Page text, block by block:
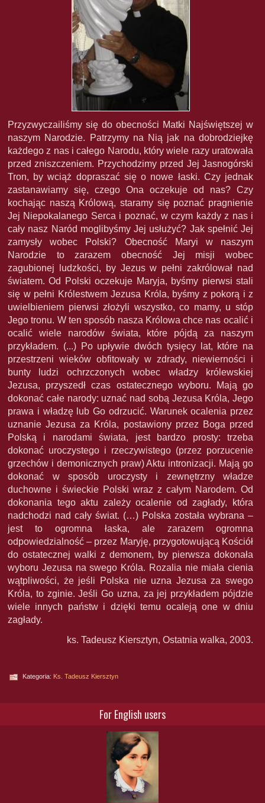
Przyzwyczailiśmy się do obecności Matki Najświętszej w
naszym Narodzie. Patrzymy na Nią jak na dobrodziejkę
każdego z nas i całego Narodu, który wiele razy uratowała
przed zniszczeniem. Przychodzimy przed Jej Jasnogórski
Tron, by wciąż dopraszać się o nowe łaski. Czy jednak
zastanawiamy się, czego Ona oczekuje od nas? Czy
kochając naszą Królową, staramy się poznać pragnienie
Jej Niepokalanego Serca i poznać, w czym każdy z nas i
cały nasz Naród moglibyśmy Jej usłużyć? Jak spełnić Jej
zamysły wobec Polski? Obecność Maryi w naszym
Narodzie to zarazem obecność Jej misji wobec
zagubionej ludzkości, by Jezus w pełni zakrólował nad
światem. Od Polski oczekuje Maryja, byśmy pierwsi stali
się w pełni Królestwem Jezusa Króla, byśmy z pokorą i z
uwielbieniem pierwsi złożyli wszystko, co mamy, u stóp
Jego tronu. W ten sposób nasza Królowa chce nas ocalić i
ocalić wiele narodów świata, które pójdą za naszym
przykładem. (...) Po upływie dwóch tysięcy lat, które na
przestrzeni wieków obfitowały w zdrady, niewierności i
bunty ludzi ochrzczonych wobec władzy królewskiej
Jezusa, przyszedł czas ostatecznego wyboru. Mają go
dokonać całe narody: uznać nad sobą Jezusa Króla, Jego
prawa i władzę lub Go odrzucić. Warunek ocalenia przez
uznanie Jezusa za Króla, postawiony przez Boga przed
Polską i narodami świata, jest bardzo prosty: trzeba
dokonać uroczystego i rzeczywistego (przez porzucenie
grzechów i demonicznych praw) Aktu intronizacji. Mają go
dokonać w sposób uroczysty i zewnętrzny władze
duchowne i świeckie Polski wraz z całym Narodem. Od
dokonania tego aktu zależy ocalenie od zagłady, która
nadchodzi nad cały świat. (…) Polska została wybrana –
jest to ogromna łaska, ale zarazem ogromna
odpowiedzialność – przez Maryję, przygotowującą Kościół
do ostatecznej walki z demonem, by pierwsza dokonała
wyboru Jezusa na swego Króla. Rozalia nie miała cienia
wątpliwości, że jeśli Polska nie uzna Jezusa za swego
Króla, to zginie. Jeśli Go uzna, za jej przykładem pójdzie
wiele innych państw i dzięki temu ocaleją one w dniu
zagłady.
ks. Tadeusz Kiersztyn, Ostatnia walka, 2003.
Kategoria: Ks. Tadeusz Kiersztyn
For English users